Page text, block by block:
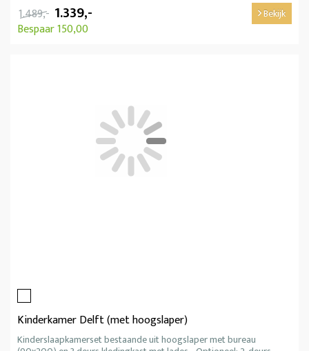
1.489,- 1.339,-
Bespaar 150,00
Bekijk
Kinderkamer Delft (met hoogslaper)
Kinderslaapkamerset bestaande uit hoogslaper met bureau